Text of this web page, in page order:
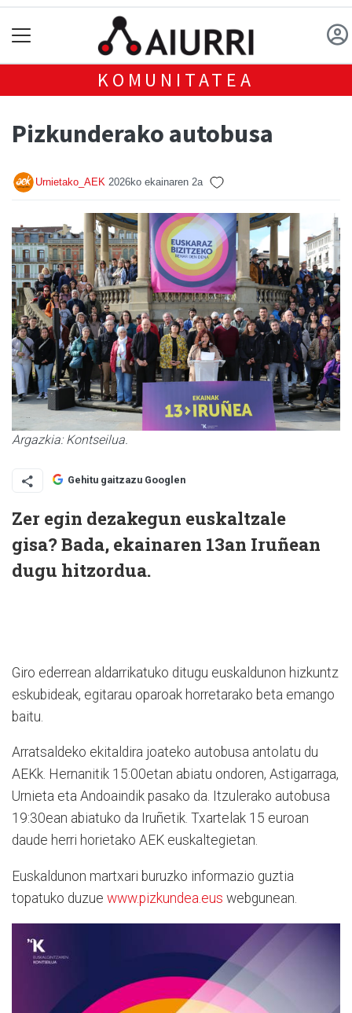
KOMUNITATEA
Pizkunderako autobusa
Urnietako_AEK 2026ko ekainaren 2a
Argazkia: Kontseilua.
Gehitu gaitzazu Googlen
Zer egin dezakegun euskaltzale
gisa? Bada, ekainaren 13an Iruñean
dugu hitzordua.
Giro ederrean aldarrikatuko ditugu euskaldunon hizkuntz
eskubideak, egitarau oparoak horretarako beta emango
baitu.
Arratsaldeko ekitaldira joateko autobusa antolatu du
AEKk. Hernanitik 15:00etan abiatu ondoren, Astigarraga,
Urnieta eta Andoaindik pasako da. Itzulerako autobusa
19:30ean abiatuko da Iruñetik. Txartelak 15 euroan
daude herri horietako AEK euskaltegietan.
Euskaldunon martxari buruzko informazio guztia
topatuko duzue www.pizkundea.eus webgunean.